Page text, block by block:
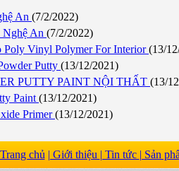
An (7/2/2022)
Nghệ An (7/2/2022)
Poly Vinyl Polymer For Interior(13/
Putty (13/12/2021)
PUTTY PAINT NỘI THẤT (13/
Paint (13/12/2021)
Primer(13/12/2021)
Trang chủ | Giới thiệu | Tin tức | Sản